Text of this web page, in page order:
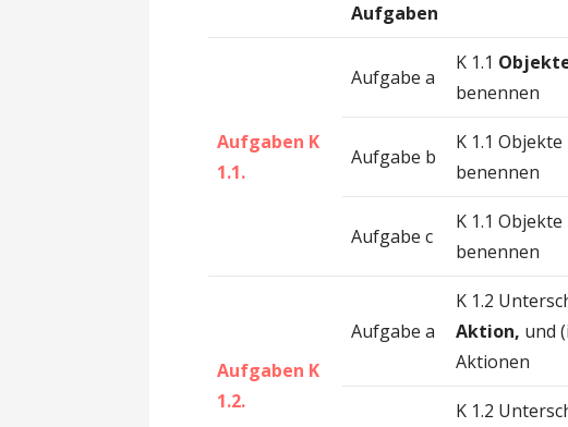
Aufgaben
Aufgaben K
1.1.
Aufgabe a
K 1.1
benennen
Aufgabe b
K 1.1
benennen
Aufgabe c
K 1.1
benennen
Aufgaben K
1.2.
Aufgabe a
K 1.2
Aktion, und
Aktionen
K 1.2